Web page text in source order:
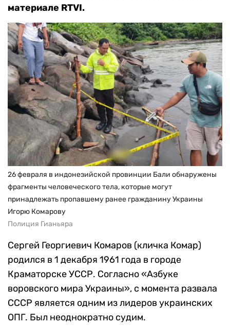
материале RTVI.
26 февраля в индонезийской провинции Бали обнаружены
фрагменты человеческого тела, которые могут
принадлежать пропавшему ранее гражданину Украины
Игорю Комарову
Полиция Гианьяра
Сергей Георгиевич Комаров (кличка Комар)
родился в 1 декабря 1961 года в городе
Краматорске УССР. Согласно «Азбуке
воровского мира Украины», с момента развала
СССР является одним из лидеров украинских
ОПГ. Был неоднократно судим.